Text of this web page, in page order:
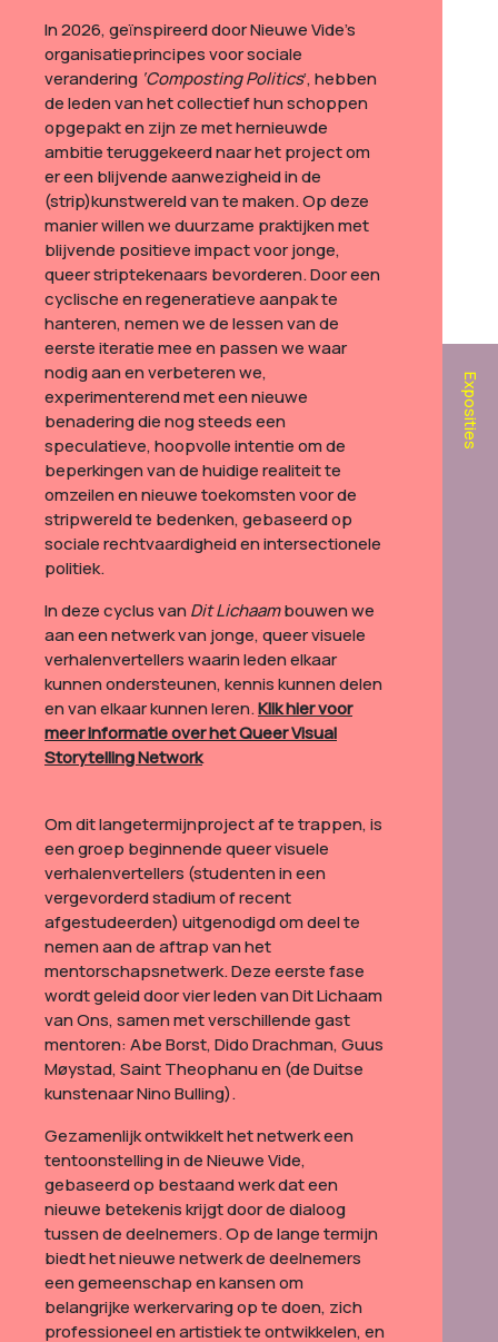
In 2026, geïnspireerd door Nieuwe Vide’s
organisatieprincipes voor sociale
verandering ‘Composting Politics‘, hebben
de leden van het collectief hun schoppen
opgepakt en zijn ze met hernieuwde
ambitie teruggekeerd naar het project om
er een blijvende aanwezigheid in de
(strip)kunstwereld van te maken. Op deze
manier willen we duurzame praktijken met
blijvende positieve impact voor jonge,
queer striptekenaars bevorderen. Door een
cyclische en regeneratieve aanpak te
hanteren, nemen we de lessen van de
eerste iteratie mee en passen we waar
nodig aan en verbeteren we,
experimenterend met een nieuwe
benadering die nog steeds een
speculatieve, hoopvolle intentie om de
beperkingen van de huidige realiteit te
omzeilen en nieuwe toekomsten voor de
stripwereld te bedenken, gebaseerd op
sociale rechtvaardigheid en intersectionele
politiek.
In deze cyclus vanDit Lichaambouwen we
aan een netwerk van jonge, queer visuele
verhalenvertellers waarin leden elkaar
kunnen ondersteunen, kennis kunnen delen
en van elkaar kunnen leren.Klik hier voor
meer informatie over het Queer Visual
Storytelling Network
Om dit langetermijnproject af te trappen, is
een groep beginnende queer visuele
verhalenvertellers (studenten in een
vergevorderd stadium of recent
afgestudeerden) uitgenodigd om deel te
nemen aan de aftrap van het
mentorschapsnetwerk. Deze eerste fase
wordt geleid door vier leden van Dit Lichaam
van Ons, samen met verschillende gast
mentoren: Abe Borst, Dido Drachman, Guus
Møystad, Saint Theophanu en (de Duitse
kunstenaar Nino Bulling).
Gezamenlijk ontwikkelt het netwerk een
tentoonstelling in de Nieuwe Vide,
gebaseerd op bestaand werk dat een
nieuwe betekenis krijgt door de dialoog
tussen de deelnemers.Op de lange termijn
biedt het nieuwe netwerk de deelnemers
een gemeenschap en kansen om
belangrijke werkervaring op te doen, zich
professioneel en artistiek te ontwikkelen, en
Exposities